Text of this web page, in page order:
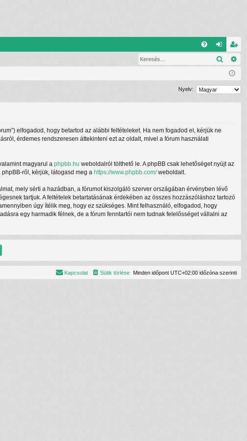
K
el
és
eg
is
ztr
ác
Nyelv:
elfogadod, hogy betartod az alábbi feltételeket. Ha nem fogadod el, kérjük ne
érdemes rendszeresen áttekinteni ezt az oldalt, mivel a fórum használati
magyarul a phpbb.hu weboldalról tölthető le. A phpBB csak lehetőséget nyújt az
ről, kérjük, látogasd meg a https://www.phpbb.com/weboldalt.
mely sérti a hazádban, a fórumot kiszolgáló szerver országában érvényben lévő
tartjuk. A feltételek betartatásának érdekében az összes hozzászóláshoz tartozó
úgy ítélik meg, hogy ez szükséges. Mint felhasználó, elfogadod, hogy
egy harmadik félnek, de a fórum fenntartói nem tudnak felelősséget vállalni az
Minden időpont UTC+02:00 időzóna szerinti
Sütik törlése
Kapcsolat